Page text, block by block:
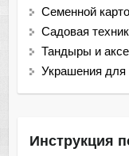
Семенной
Садовая
Тандыры и
Украшения для
Инструкция